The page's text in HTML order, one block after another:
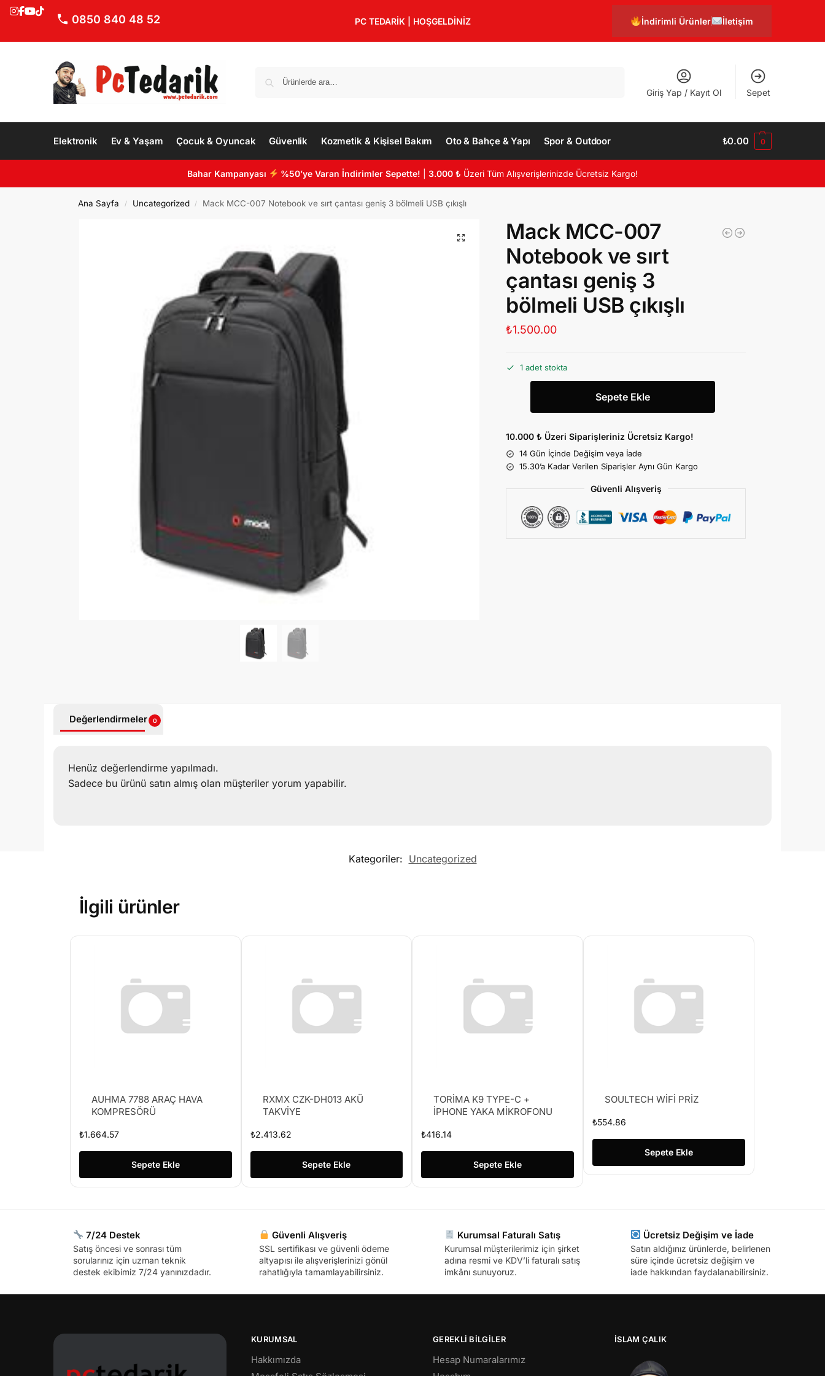
0850 840 48 52 PC TEDARİK | HOŞGELDİNİZ İndirimli Ürünler İletişim
Giriş Yap / Kayıt Ol Sepet
Elektronik Ev & Yaşam Çocuk & Oyuncak Güvenlik Kozmetik & Kişisel Bakım Oto & Bahçe & Yapı Spor & Outdoor ₺0.00 0
Bahar Kampanyası %50’ye Varan İndirimler Sepette! |3.000 ₺ Üzeri Tüm Alışverişlerinizde Ücretsiz Kargo!
Ana Sayfa / Uncategorized / Mack MCC-007 Notebook ve sırt çantası geniş 3 bölmeli USB çıkışlı
Mack MCC-007
Notebook ve sırt
çantası geniş 3
bölmeli USB çıkışlı
₺1.500.00
1 adet stokta
Sepete Ekle
10.000 ₺ Üzeri Siparişleriniz Ücretsiz Kargo!
14 Gün İçinde Değişim veya İade
15.30’a Kadar Verilen Siparişler Aynı Gün Kargo
Güvenli Alışveriş
Değerlendirmeler 0
Henüz değerlendirme yapılmadı.
Sadece bu ürünü satın almış olan müşteriler yorum yapabilir.
Kategoriler: Uncategorized
İlgili ürünler
AUHMA 7788 ARAÇ HAVA
KOMPRESÖRÜ
₺1.664.57
Sepete Ekle
RXMX CZK-DH013 AKÜ
TAKVİYE
₺2.413.62
Sepete Ekle
TORİMA K9 TYPE-C +
İPHONE YAKA MİKROFONU
₺416.14
Sepete Ekle
SOULTECH WİFİ PRİZ
₺554.86
Sepete Ekle
7/24 Destek
Satış öncesi ve sonrası tüm
sorularınız için uzman teknik
destek ekibimiz 7/24 yanınızdadır.
Güvenli Alışveriş
SSL sertifikası ve güvenli ödeme
altyapısı ile alışverişlerinizi gönül
rahatlığıyla tamamlayabilirsiniz.
Kurumsal Faturalı Satış
Kurumsal müşterilerimiz için şirket
adına resmi ve KDV’li faturalı satış
imkânı sunuyoruz.
Ücretsiz Değişim ve İade
Satın aldığınız ürünlerde, belirlenen
süre içinde ücretsiz değişim ve
iade hakkından faydalanabilirsiniz.
KURUMSAL
Hakkımızda
GEREKLİ BİLGİLER
Hesap Numaralarımız
İSLAM ÇALIK